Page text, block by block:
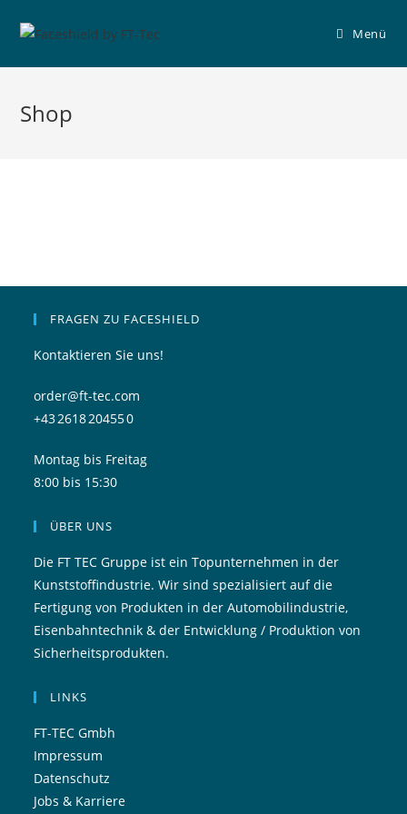
Inhalt
Menü
Shop
FRAGEN ZU FACESHIELD
Kontaktieren Sie uns!
order@ft-tec.com
+43 2618 20455 0
Montag bis Freitag
8:00 bis 15:30
ÜBER UNS
Die FT TEC Gruppe ist ein Topunternehmen in der
Kunststoffindustrie. Wir sind spezialisiert auf die
Fertigung von Produkten in der Automobilindustrie,
Eisenbahntechnik & der Entwicklung / Produktion von
Sicherheitsprodukten.
LINKS
FT-TEC Gmbh
Impressum
Datenschutz
Jobs & Karriere